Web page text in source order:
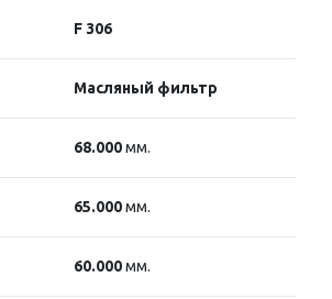
F 306
Масляный фильтр
68.000мм.
65.000мм.
60.000мм.